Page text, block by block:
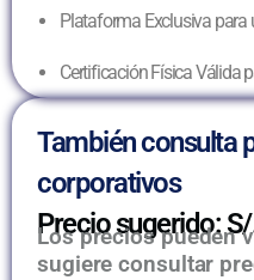
Plataforma Exclusiva para
Certificación Física Válida
También consulta
corporativos
Precio sugerido:
Los precios pueden
sugiere consultar